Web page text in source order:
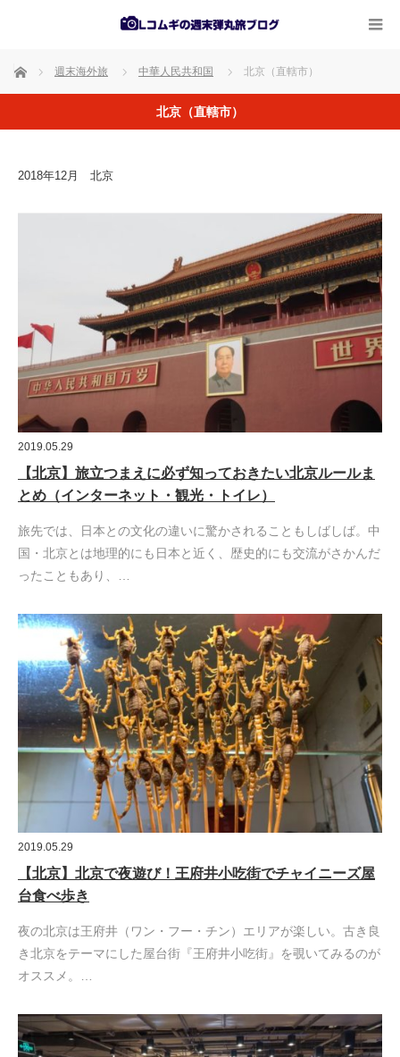
ホーム 週末海外旅 中華人民共和国 北京（直轄市）
北京（直轄市）
2018年12月 北京
2019.05.29
【北京】旅立つまえに必ず知っておきたい北京ルールま
とめ（インターネット・観光・トイレ）
旅先では、日本との文化の違いに驚かされることもしばしば。中
国・北京とは地理的にも日本と近く、歴史的にも交流がさかんだ
ったこともあり、…
2019.05.29
【北京】北京で夜遊び！王府井小吃街でチャイニーズ屋
台食べ歩き
夜の北京は王府井（ワン・フー・チン）エリアが楽しい。古き良
き北京をテーマにした屋台街『王府井小吃街』を覗いてみるのが
オススメ。…